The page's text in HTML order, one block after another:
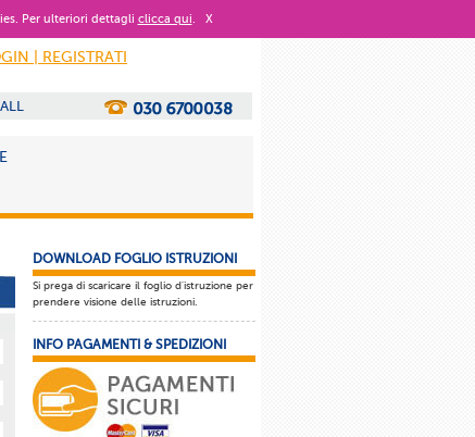
Per ulteriori dettagli clicca qui. X
| REGISTRATI
DOWNLOAD FOGLIO ISTRUZIONI
Si prega di scaricare il foglio d'istruzione per
prendere visione delle istruzioni.
INFO PAGAMENTI & SPEDIZIONI